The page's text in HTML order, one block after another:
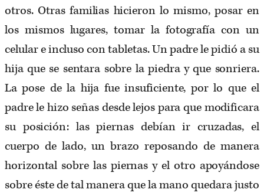
otros. Otras familias hicieron lo mismo, posar en
los mismos lugares, tomar la fotografía con un
celular e incluso con tabletas. Un padre le pidió a su
hija que se sentara sobre la piedra y que sonriera.
La pose de la hija fue insuficiente, por lo que el
padre le hizo señas desde lejos para que modificara
su posición: las piernas debían ir cruzadas, el
cuerpo de lado, un brazo reposando de manera
horizontal sobre las piernas y el otro apoyándose
sobre éste de tal manera que la mano quedara justo